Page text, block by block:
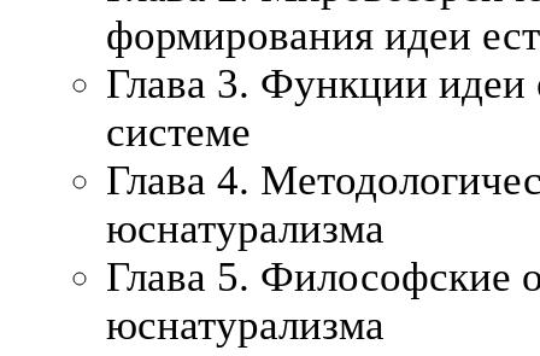
формирования идеи
Глава 3. Функции идеи
системе
Глава 4.
юснатурализма
Глава 5. Философские
юснатурализма